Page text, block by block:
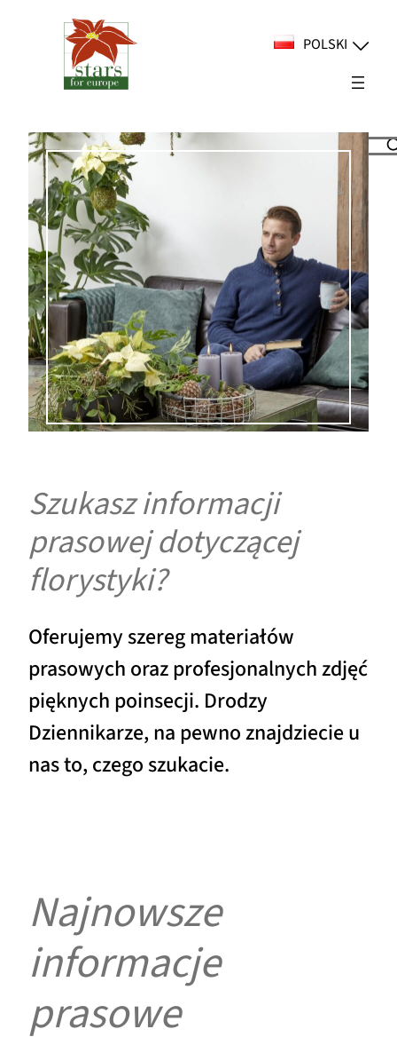
POLSKI
Suchen
Szukasz informacji
prasowej dotyczącej
florystyki?
Oferujemy szereg materiałów
prasowych oraz profesjonalnych zdjęć
pięknych poinsecji. Drodzy
Dziennikarze, na pewno znajdziecie u
nas to, czego szukacie.
Najnowsze
informacje
prasowe